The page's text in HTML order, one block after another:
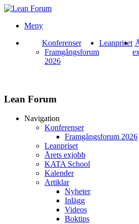
Meny
Konferenser
Framgångsforum
2026
Leanpriset
Lean Forum
Navigation
Konferenser
Framgångsforum 2026
Leanpriset
Årets exjobb
KATA School
Kalender
Artiklar
Nyheter
Inlägg
Videos
Boktips